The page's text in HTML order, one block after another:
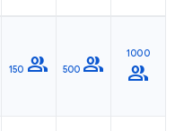
150 group 500 group 1000
group